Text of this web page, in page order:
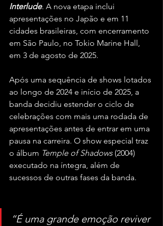
Interlude. A nova etapa inclui
apresentações no Japão e em 11
cidades brasileiras, com encerramento
em São Paulo, no Tokio Marine Hall,
em 3 de agosto de 2025.
Após uma sequência de shows lotados
ao longo de 2024 e início de 2025, a
banda decidiu estender o ciclo de
celebrações com mais uma rodada de
apresentações antes de entrar em uma
pausa na carreira. O show especial traz
o álbum Temple of Shadows (2004)
executado na íntegra, além de
sucessos de outras fases da banda.
“É uma grande emoção reviver